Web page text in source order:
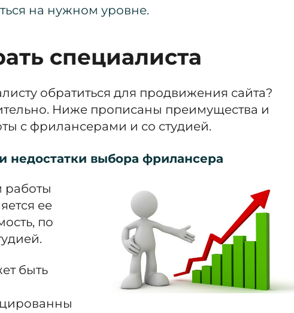
на нужном уровне.
специалиста
обратиться для продвижения сайта?
Ниже прописаны преимущества и
с фрилансерами и со студией.
недостатки выбора фрилансера
работы
ее
по
быть